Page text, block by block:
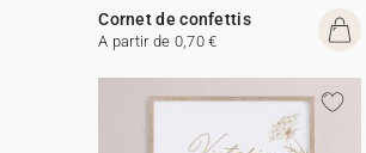
Cornet de confettis
A partir de 0,70 €